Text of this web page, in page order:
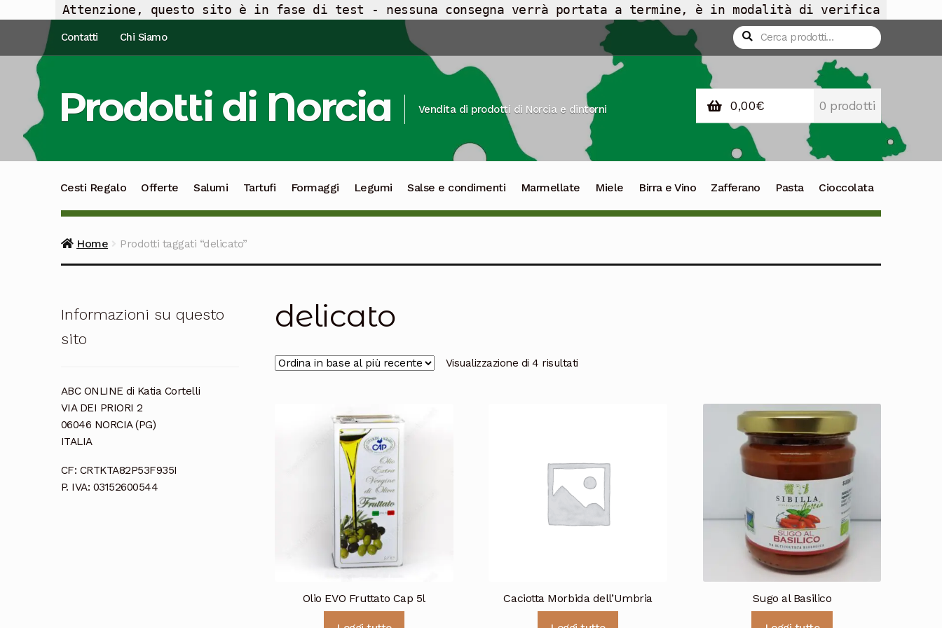
Attenzione, questo sito è in fase di test - nessuna consegna verrà portata a termine, è in modalità di verifica
Contatti Chi Siamo
Cerca:
Cerca
Prodotti di Norcia Vendita di prodotti di Norcia e dintorni 0,00€ 0 prodotti
Cesti Regalo Offerte Salumi Tartufi Formaggi Legumi Salse e condimenti Marmellate Miele Birra e Vino Zafferano Pasta Cioccolata
Home Prodotti taggati “delicato”
delicato
Visualizzazione di 4 risultatiOrdina
Olio EVO Fruttato Cap 5l Caciotta Morbida dell’Umbria Sugo al Basilico
Informazioni su questo
sito
ABC ONLINE di Katia Cortelli
VIA DEI PRIORI 2
06046 NORCIA (PG)
ITALIA
CF: CRTKTA82P53F935I
P. IVA: 03152600544